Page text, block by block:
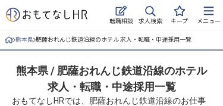
転職相談 求人検索 キープ メニュー
ログイン
求人・施設を探す
キープした求人
熊本県 肥薩おれんじ鉄道沿線のホテル 求人・転職・中途採用一覧
熊本県 / 肥薩おれんじ鉄道沿線のホテル
求人・転職・中途採用一覧
おもてなしHRでは、肥薩おれんじ鉄道沿線のお仕事